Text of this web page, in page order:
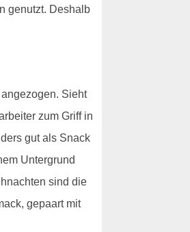
genutzt. Deshalb
Sieht
zum Griff in
gut als Snack
Untergrund
sind die
gepaart mit